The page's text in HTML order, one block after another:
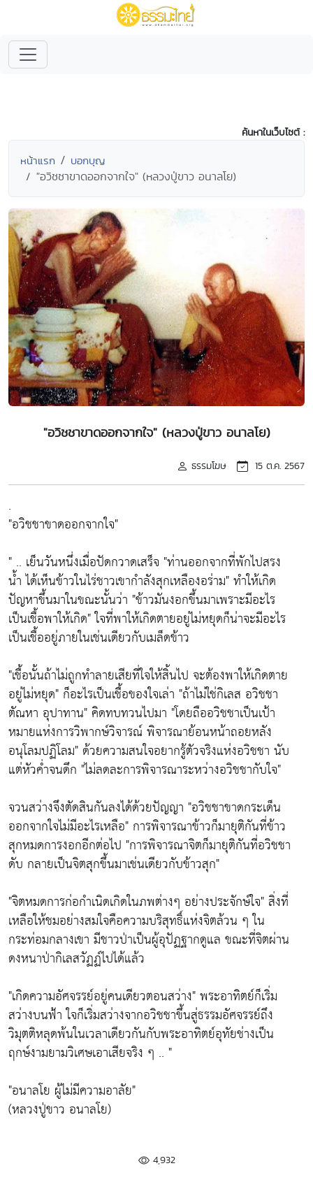
ค้นหาในเว็บไซต์ :
หน้าแรก บอกบุญ
"อวิชชาขาดออกจากใจ" (หลวงปู่ขาว อนาลโย)
"อวิชชาขาดออกจากใจ" (หลวงปู่ขาว อนาลโย)
ธรรมโฆษ 15 ต.ค. 2567
.
"อวิชชาขาดออกจากใจ"
" .. เย็นวันหนึ่งเมื่อปัดกวาดเสร็จ "ท่านออกจากที่พักไปสรง
น้ำ ได้เห็นข้าวในไร่ชาวเขากำลังสุกเหลืองอร่าม" ทำให้เกิด
ปัญหาขึ้นมาในขณะนั้นว่า "ข้าวมันงอกขึ้นมาเพราะมีอะไร
เป็นเชื้อพาให้เกิด" ใจที่พาให้เกิดตายอยู่ไม่หยุดก็น่าจะมีอะไร
เป็นเชื้ออยู่ภายในเช่นเดียวกับเมล็ดข้าว
"เชื้อนั้นถ้าไม่ถูกทำลายเสียที่ใจให้สิ้นไป จะต้องพาให้เกิดตาย
อยู่ไม่หยุด" ก็อะไรเป็นเชื้อของใจเล่า "ถ้าไม่ใช่กิเลส อวิชชา
ตัณหา อุปาทาน" คิดทบทวนไปมา "โดยถืออวิชชาเป็นเป้า
หมายแห่งการวิพากษ์วิจารณ์ พิจารณาย้อนหน้าถอยหลัง
อนุโลมปฏิโลม" ด้วยความสนใจอยากรู้ตัวจริงแห่งอวิชชา นับ
แต่หัวค่ำจนดึก "ไม่ลดละการพิจารณาระหว่างอวิชชากับใจ"
จวนสว่างจึงตัดสินกันลงได้ด้วยปัญญา "อวิชชาขาดกระเด็น
ออกจากใจไม่มีอะไรเหลือ" การพิจารณาข้าวก็มายุติกันที่ข้าว
สุกหมดการงอกอีกต่อไป "การพิจารณาจิตก็มายุติกันที่อวิชชา
ดับ กลายเป็นจิตสุกขึ้นมาเช่นเดียวกับข้าวสุก"
"จิตหมดการก่อกำเนิดเกิดในภพต่างๆ อย่างประจักษ์ใจ" สิ่งที่
เหลือให้ชมอย่างสมใจคือความบริสุทธิ์แห่งจิตล้วน ๆ ใน
กระท่อมกลางเขา มีชาวป่าเป็นผู้อุปัฏฐากดูแล ขณะที่จิตผ่าน
ดงหนาป่ากิเลสวัฏฏ์ไปได้แล้ว
"เกิดความอัศจรรย์อยู่คนเดียวตอนสว่าง" พระอาทิตย์ก็เริ่ม
สว่างบนฟ้า ใจก็เริ่มสว่างจากอวิชชาขึ้นสู่ธรรมอัศจรรย์ถึง
วิมุตติหลุดพ้นในเวลาเดียวกันกับพระอาทิตย์อุทัยช่างเป็น
ฤกษ์งามยามวิเศษเอาเสียจริง ๆ .. "
"อนาลโย ผู้ไม่มีความอาลัย"
(หลวงปู่ขาว อนาลโย)
4,932